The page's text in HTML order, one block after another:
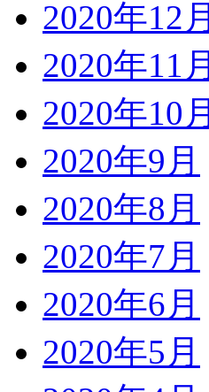
2020年12月
2020年11月
2020年10月
2020年9月
2020年8月
2020年7月
2020年6月
2020年5月